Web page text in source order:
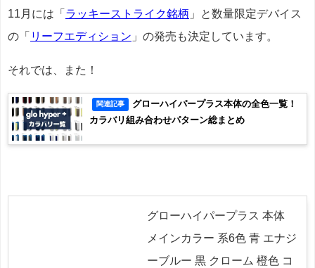
11月には「 ラッキーストライク銘柄 」と数量限定デバイス
の「 リーフエディション 」の発売も決定しています。
それでは、また！
関連記事
グローハイパープラス本体の全色一覧！
カラバリ組み合わせパターン総まとめ
グローハイパープラス 本体
メインカラー 系6色 青 エナジ
ーブルー 黒 クローム 橙色 コ